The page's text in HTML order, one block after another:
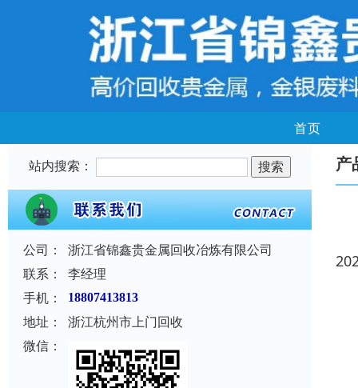
首页
站内搜索：
公司：
浙江省锦鑫贵金属回收冶炼有限公司
联系：
李经理
手机：
18807413813
地址：
浙江杭州市上门回收
微信：
产